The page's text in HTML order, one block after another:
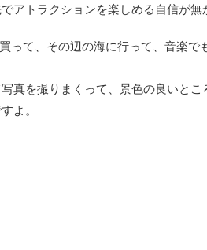
アトラクションを楽しめる自信が無
って、その辺の海に行って、音楽で
真を撮りまくって、景色の良いとこ
よ。